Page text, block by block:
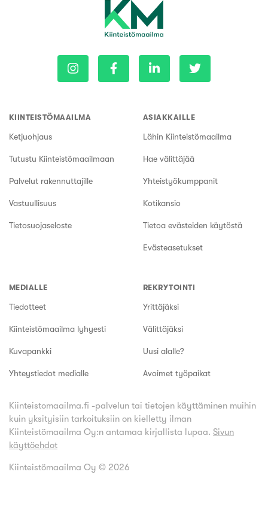
KIINTEISTÖMAAILMA
Ketjuohjaus
Tutustu Kiinteistömaailmaan
Palvelut rakennuttajille
Vastuullisuus
Tietosuojaseloste
ASIAKKAILLE
Lähin Kiinteistömaailma
Hae välittäjää
Yhteistyökumppanit
Kotikansio
Tietoa evästeiden käytöstä
Evästeasetukset
MEDIALLE
Tiedotteet
Kiinteistömaailma lyhyesti
Kuvapankki
Yhteystiedot medialle
REKRYTOINTI
Yrittäjäksi
Välittäjäksi
Uusi alalle?
Avoimet työpaikat
Kiinteistomaailma.fi -palvelun tai tietojen käyttäminen muihin
kuin yksityisiin tarkoituksiin on kielletty ilman
Kiinteistömaailma Oy:n antamaa kirjallista lupaa. Sivun
käyttöehdot
Kiinteistömaailma Oy © 2026